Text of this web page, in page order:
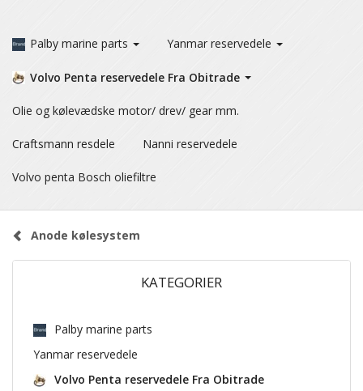
Palby marine parts Yanmar reservedele
Volvo Penta reservedele Fra Obitrade
Olie og kølevædske motor/ drev/ gear mm.
Craftsmann resdele Nanni reservedele
Volvo penta Bosch oliefiltre
Anode kølesystem
KATEGORIER
Palby marine parts
Yanmar reservedele
Volvo Penta reservedele Fra Obitrade